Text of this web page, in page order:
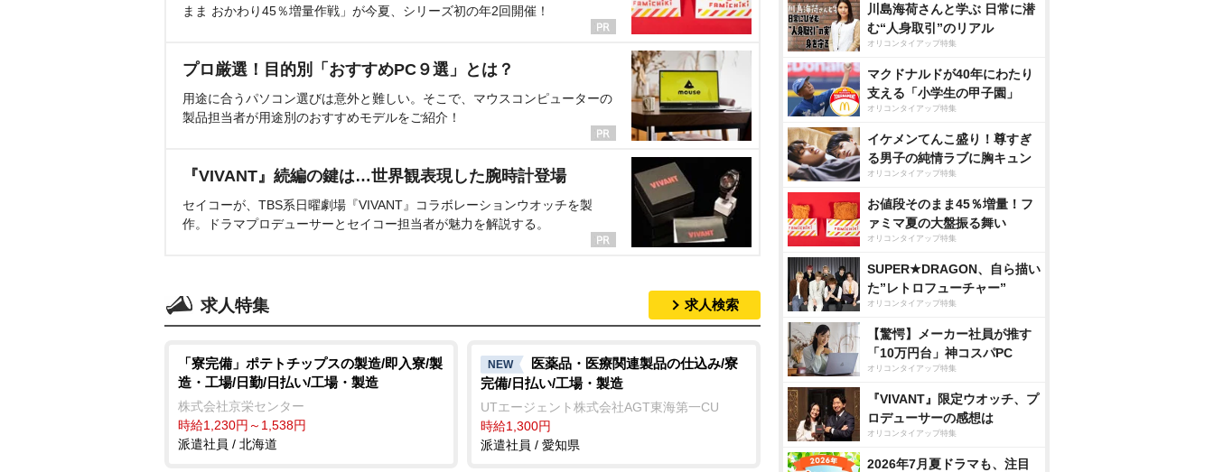
まま おかわり45％増量作戦」が今夏、シリーズ初の年2回開催！
プロ厳選！目的別「おすすめPC９選」とは？
用途に合うパソコン選びは意外と難しい。そこで、マウスコンピューターの
製品担当者が用途別のおすすめモデルをご紹介！
『VIVANT』続編の鍵は…世界観表現した腕時計登場
セイコーが、TBS系日曜劇場『VIVANT』コラボレーションウオッチを製
作。ドラマプロデューサーとセイコー担当者が魅力を解説する。
求人特集 求人検索
「寮完備」ポテトチップスの製造/即入寮/製
造・工場/日勤/日払い/工場・製造
株式会社京栄センター
時給1,230円～1,538円
派遣社員 / 北海道
NEW
医薬品・医療関連製品の仕込み/寮
完備/日払い/工場・製造
UTエージェント株式会社AGT東海第一CU
時給1,300円
派遣社員 / 愛知県
川島海荷さんと学ぶ 日常に潜
む“人身取引”のリアル
オリコンタイアップ特集
マクドナルドが40年にわたり
支える「小学生の甲子園」
オリコンタイアップ特集
イケメンてんこ盛り！尊すぎ
る男子の純情ラブに胸キュン
オリコンタイアップ特集
お値段そのまま45％増量！フ
ァミマ夏の大盤振る舞い
オリコンタイアップ特集
SUPER★DRAGON、自ら描い
た”レトロフューチャー”
オリコンタイアップ特集
【驚愕】メーカー社員が推す
「10万円台」神コスパPC
オリコンタイアップ特集
『VIVANT』限定ウオッチ、プ
ロデューサーの感想は
オリコンタイアップ特集
2026年7月夏ドラマも、注目